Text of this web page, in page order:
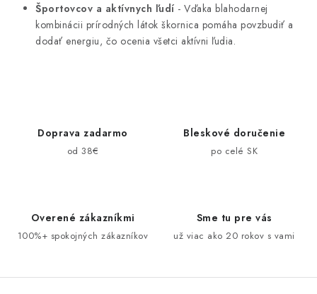
Športovcov a aktívnych ľudí - Vďaka blahodarnej
kombinácii prírodných látok škornica pomáha povzbudiť a
dodať energiu, čo ocenia všetci aktívni ľudia.
Doprava zadarmo
od 38€
Bleskové doručenie
po celé SK
Overené zákazníkmi
100%+ spokojných zákazníkov
Sme tu pre vás
už viac ako 20 rokov s vami